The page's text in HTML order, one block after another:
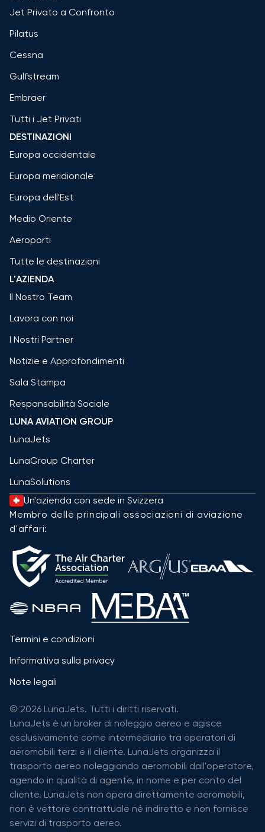
Jet Privato a Confronto
Pilatus
Cessna
Gulfstream
Embraer
Tutti i Jet Privati
DESTINAZIONI
Europa occidentale
Europa meridionale
Europa dell'Est
Medio Oriente
Aeroporti
Tutte le destinazioni
L'AZIENDA
Il Nostro Team
Lavora con noi
I Nostri Partner
Notizie e Approfondimenti
Sala Stampa
Responsabilità Sociale
LUNA AVIATION GROUP
LunaJets
LunaGroup Charter
LunaSolutions
Un'azienda con sede in Svizzera
Membro delle principali associazioni di aviazione
d'affari:
Termini e condizioni
Informativa sulla privacy
Note legali
© 2026 LunaJets. Tutti i diritti riservati.
LunaJets è un broker di noleggio aereo e agisce
esclusivamente come intermediario tra operatori di
aeromobili terzi e il cliente. LunaJets organizza il
trasporto aereo noleggiando aeromobili dall'operatore,
agendo in qualità di agente, in nome e per conto del
cliente. LunaJets non opera direttamente aeromobili,
non è vettore contrattuale né indiretto e non fornisce
servizi di trasporto aereo.